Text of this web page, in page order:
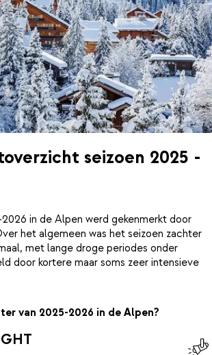
seizoen 2025 -
in de Alpen werd gekenmerkt door
het algemeen was het seizoen zachter
met lange droge periodes onder
door kortere maar soms zeer intensieve
van 2025-2026 in de Alpen?